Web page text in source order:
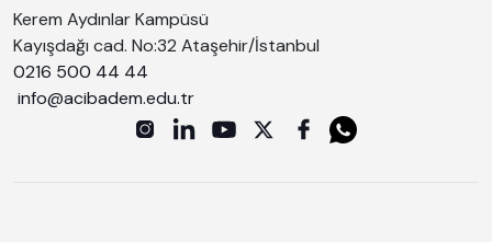
Kerem Aydınlar Kampüsü
Kayışdağı cad. No:32 Ataşehir/İstanbul
0216 500 44 44
info@acibadem.edu.tr